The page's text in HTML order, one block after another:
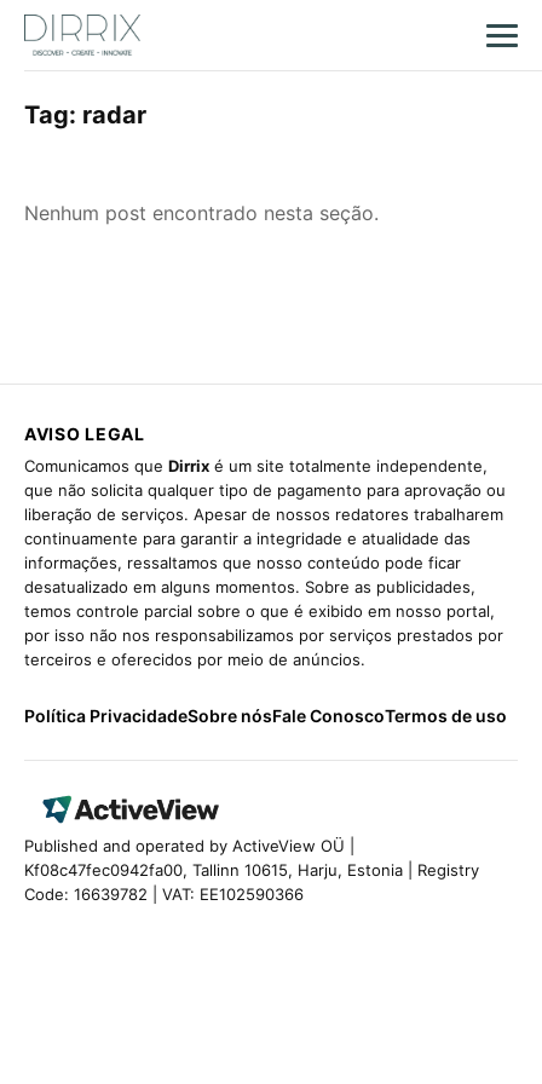
Tag: radar
Nenhum post encontrado nesta seção.
AVISO LEGAL
Comunicamos que Dirrix é um site totalmente independente,
que não solicita qualquer tipo de pagamento para aprovação ou
liberação de serviços. Apesar de nossos redatores trabalharem
continuamente para garantir a integridade e atualidade das
informações, ressaltamos que nosso conteúdo pode ficar
desatualizado em alguns momentos. Sobre as publicidades,
temos controle parcial sobre o que é exibido em nosso portal,
por isso não nos responsabilizamos por serviços prestados por
terceiros e oferecidos por meio de anúncios.
Política PrivacidadeSobre nósFale ConoscoTermos de uso
Published and operated by ActiveView OÜ |
Kf08c47fec0942fa00, Tallinn 10615, Harju, Estonia | Registry
Code: 16639782 | VAT: EE102590366